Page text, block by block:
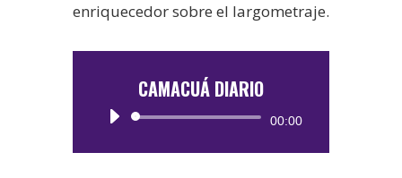
enriquecedor sobre el largometraje.
CAMACUÁ DIARIO
Reproductor
00:00